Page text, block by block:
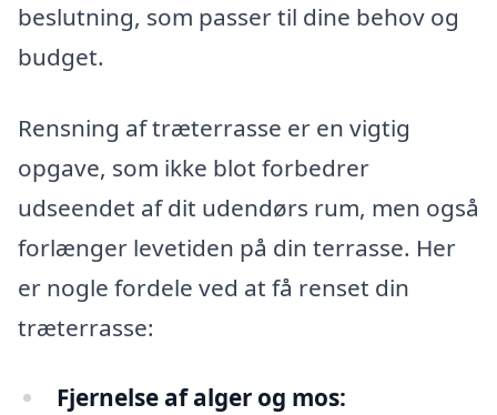
beslutning, som passer til dine behov og
budget.
Rensning af træterrasse er en vigtig
opgave, som ikke blot forbedrer
udseendet af dit udendørs rum, men også
forlænger levetiden på din terrasse. Her
er nogle fordele ved at få renset din
træterrasse:
Fjernelse af alger og mos: